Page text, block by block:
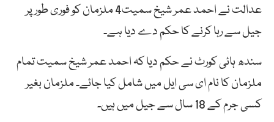
عدالت نے احمد عمر شیخ سمیت4 ملزمان کو فوری طورپر
جیل سے رہا کرنے کا حکم دے دیا ہے۔
سندھ ہائی کورٹ نے حکم دیا کہ احمد عمر شیخ سمیت تمام
ملزمان کا نام ای سی ایل میں شامل کیا جائے۔ ملزمان بغیر
کسی جرم کے 18 سال سے جیل میں ہیں۔